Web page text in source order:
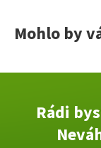
Mohlo by
Rádi